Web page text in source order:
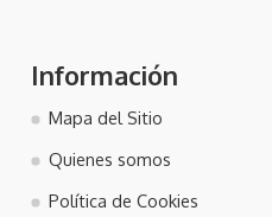
Información
Mapa del Sitio
Quienes somos
Política de Cookies